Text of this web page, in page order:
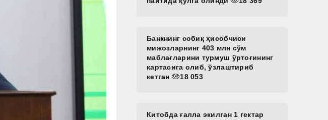
Банкнинг собиқ ҳисобчиси
мижозларнинг 403 млн сўм
маблағларини турмуш ўртоғининг
картасига олиб, ўзлаштириб
кетган
18 053
Китобда ғалла экилган 1 гектар